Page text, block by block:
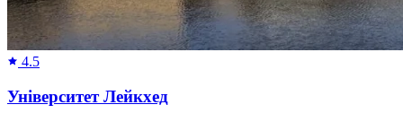
4.5
Університет Лейкхед